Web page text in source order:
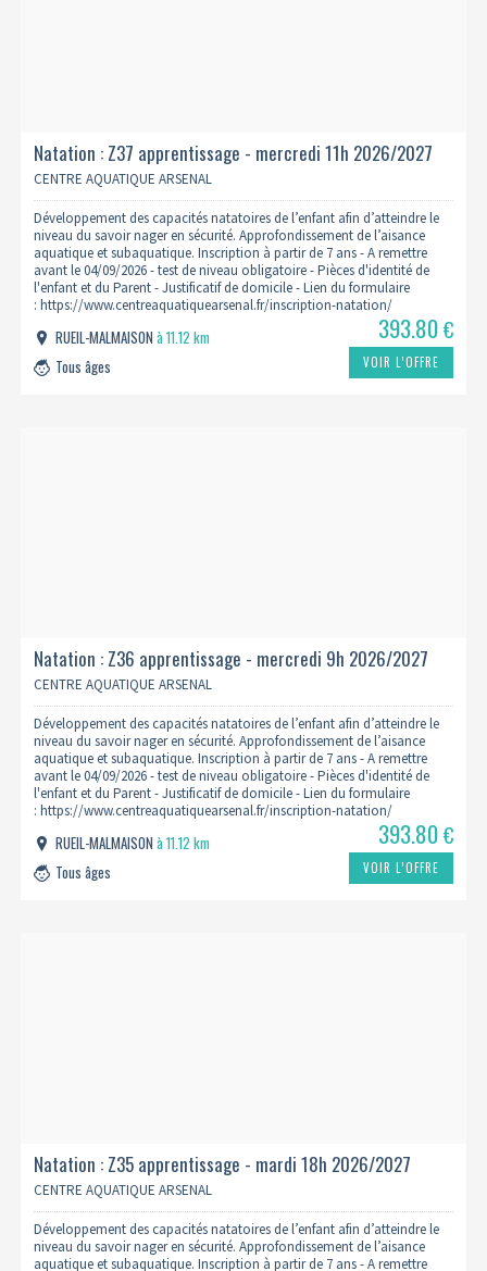
Natation : Z37 apprentissage - mercredi 11h 2026/2027
CENTRE AQUATIQUE ARSENAL
Développement des capacités natatoires de l’enfant afin d’atteindre le
niveau du savoir nager en sécurité. Approfondissement de l’aisance
aquatique et subaquatique. Inscription à partir de 7 ans - A remettre
avant le 04/09/2026 - test de niveau obligatoire - Pièces d'identité de
l'enfant et du Parent - Justificatif de domicile - Lien du formulaire
: https://www.centreaquatiquearsenal.fr/inscription-natation/
RUEIL-MALMAISONà 11.12 km
Tous âges
393.80€
VOIR L’OFFRE
Natation : Z36 apprentissage - mercredi 9h 2026/2027
CENTRE AQUATIQUE ARSENAL
Développement des capacités natatoires de l’enfant afin d’atteindre le
niveau du savoir nager en sécurité. Approfondissement de l’aisance
aquatique et subaquatique. Inscription à partir de 7 ans - A remettre
avant le 04/09/2026 - test de niveau obligatoire - Pièces d'identité de
l'enfant et du Parent - Justificatif de domicile - Lien du formulaire
: https://www.centreaquatiquearsenal.fr/inscription-natation/
RUEIL-MALMAISONà 11.12 km
Tous âges
393.80€
VOIR L’OFFRE
Natation : Z35 apprentissage - mardi 18h 2026/2027
CENTRE AQUATIQUE ARSENAL
Développement des capacités natatoires de l’enfant afin d’atteindre le
niveau du savoir nager en sécurité. Approfondissement de l’aisance
aquatique et subaquatique. Inscription à partir de 7 ans - A remettre